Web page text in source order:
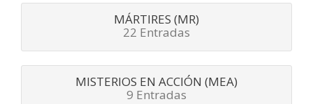
MÁRTIRES (MR)
22 Entradas
MISTERIOS EN ACCIÓN (MEA)
9 Entradas